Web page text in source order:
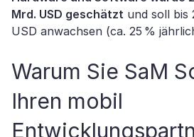
Mrd. USD geschätzt und soll bis
USD anwachsen (ca. 25 %
Warum Sie SaM
Ihren mobil